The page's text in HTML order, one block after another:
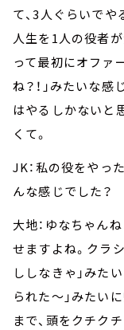
て、3人ぐらいでや
人生を1人の役者
って最初にオファ
ね？！」みたいな感
はやるしかないと
くて。
JK：私の役をやっ
んな感じでした？
大地：ゆなちゃん
せますよね。クラ
ししなきゃ」みた
られた～」みたい
まで、頭をクチク